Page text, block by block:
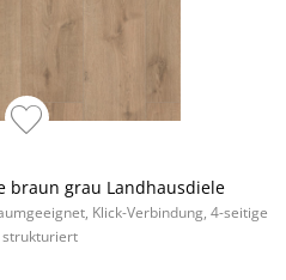
braun grau Landhausdiele
Klick-Verbindung, 4-seitige
strukturiert